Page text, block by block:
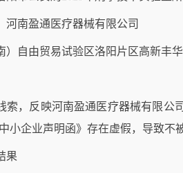
河南盈通医疗器械有限公司
）自由贸易试验区洛阳片区高新丰
索，反映河南盈通医疗器械有限公
小企业声明函》存在虚假，导致
果